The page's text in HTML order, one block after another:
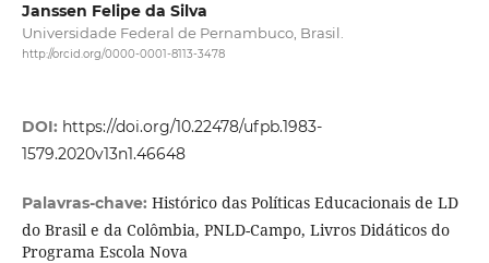
Janssen Felipe da Silva
Universidade Federal de Pernambuco, Brasil.
http://orcid.org/0000-0001-8113-3478
DOI: https://doi.org/10.22478/ufpb.1983-
1579.2020v13n1.46648
Palavras-chave: Histórico das Políticas Educacionais de LD
do Brasil e da Colômbia, PNLD-Campo, Livros Didáticos do
Programa Escola Nova